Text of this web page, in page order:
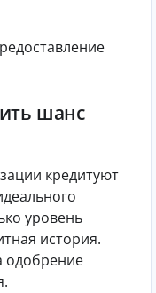
шанс
кредитуют
уровень
история.
одобрение